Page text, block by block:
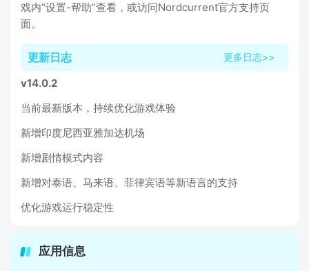
戏内“设置-帮助”查看，或访问Nordcurrent官方支持页
面。
更新日志 更多日志>>
v14.0.2
当前最新版本，持续优化游戏体验
新增印度尼西亚雅加达机场
新增剧情模式内容
新增对泰语、马来语、菲律宾语等新语言的支持
优化游戏运行稳定性
应用信息